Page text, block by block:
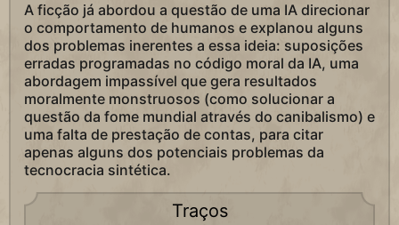
A ficção já abordou a questão de uma IA direcionar
o comportamento de humanos e explanou alguns
dos problemas inerentes a essa ideia: suposições
erradas programadas no código moral da IA, uma
abordagem impassível que gera resultados
moralmente monstruosos (como solucionar a
questão da fome mundial através do canibalismo) e
uma falta de prestação de contas, para citar
apenas alguns dos potenciais problemas da
tecnocracia sintética.
Traços